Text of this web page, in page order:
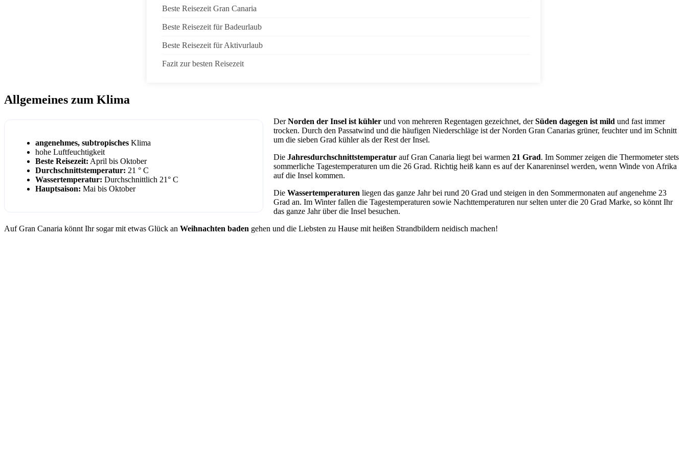
Beste Reisezeit Gran Canaria
Beste Reisezeit für Badeurlaub
Beste Reisezeit für Aktivurlaub
Fazit zur besten Reisezeit
Allgemeines zum Klima
angenehmes, subtropisches Klima
hohe Luftfeuchtigkeit
Beste Reisezeit: April bis Oktober
Durchschnittstemperatur: 21 ° C
Wassertemperatur: Durchschnittlich 21° C
Hauptsaison: Mai bis Oktober
DerNorden der Insel ist kühlerund von mehreren Regentagen gezeichnet, derSüden dagegen ist mild und fast immer
trocken. Durch den Passatwind und die häufigen Niederschläge ist der Norden Gran Canarias grüner, feuchter und im Schnitt
um die sieben Grad kühler als der Rest der Insel.
Die Jahresdurchschnittstemperaturauf Gran Canaria liegt bei warmen 21 Grad. Im Sommer zeigen die Thermometer stets
sommerliche Tagestemperaturen um die 26 Grad. Richtig heiß kann es auf der Kanareninsel werden, wenn Winde von Afrika
auf die Insel kommen.
Die Wassertemperaturen liegen das ganze Jahr bei rund 20 Grad und steigen in den Sommermonaten auf angenehme 23
Grad an. Im Winter fallen die Tagestemperaturen sowie Nachttemperaturen nur selten unter die 20 Grad Marke, so könnt Ihr
das ganze Jahr über die Insel besuchen.
Auf Gran Canaria könnt Ihr sogar mit etwas Glück an Weihnachten baden gehen und die Liebsten zu Hause mit heißen Strandbildern neidisch machen!